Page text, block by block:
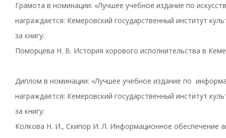
Грамота в номинации: «Лучшее учебное издание по
награждается: Кемеровский государственный институт
за книгу:
Поморцева Н. В. История хорового исполнительства в
Диплом в номинации: «Лучшее учебное издание по
награждается: Кемеровский государственный институт
за книгу:
Колкова Н. И., Скипор И. Л. Информационное обеспечение